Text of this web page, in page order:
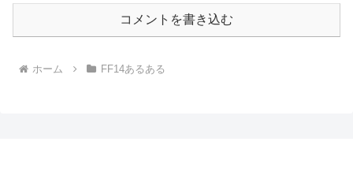
コメントを書き込む
ホーム FF14あるある